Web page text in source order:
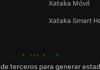
Xataka Móvil
Xataka Smart
de Webedia
terceros para generar